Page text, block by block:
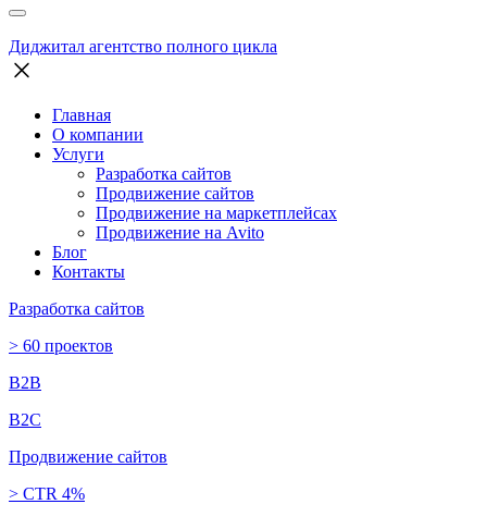
Диджитал агентство полного цикла
Главная
О компании
Услуги
Разработка сайтов
Продвижение сайтов
Продвижение на маркетплейсах
Продвижение на Avito
Блог
Контакты
Разработка сайтов
> 60 проектов
B2B
B2C
Продвижение сайтов
> CTR 4%